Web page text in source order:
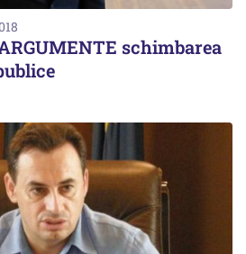
schimbarea